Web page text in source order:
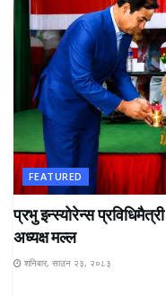
FEATURED
प्रभु इन्स्योरेन्स
अध्यक्ष मल्ल
शनिबार, साउन २३, २०८३